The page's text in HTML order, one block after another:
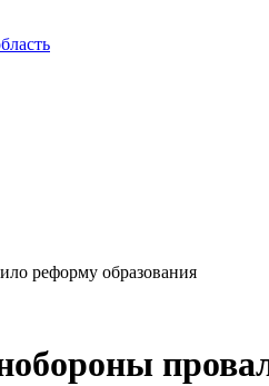
реформу образования